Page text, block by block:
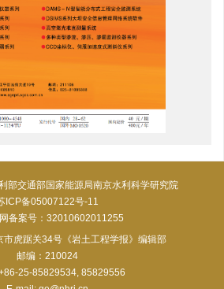
部交通部国家能源局南京水利科学研究院
ICP备05007122号-11
备案号：32010602011255
市虎踞关34号《岩土工程学报》编辑部
邮编：210024
25-85829534, 85829556